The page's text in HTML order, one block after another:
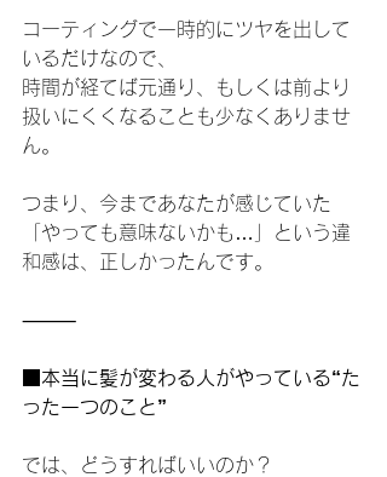
コーティングで一時的にツヤを出して
いるだけなので、
時間が経てば元通り、もしくは前より
扱いにくくなることも少なくありませ
ん。
つまり、今まであなたが感じていた
「やっても意味ないかも…」という違
和感は、正しかったんです。
⸻
■本当に髪が変わる人がやっている“た
った一つのこと”
では、どうすればいいのか？